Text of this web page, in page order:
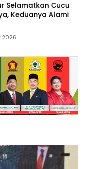
Selamatkan Cucu
Keduanya Alami
2026